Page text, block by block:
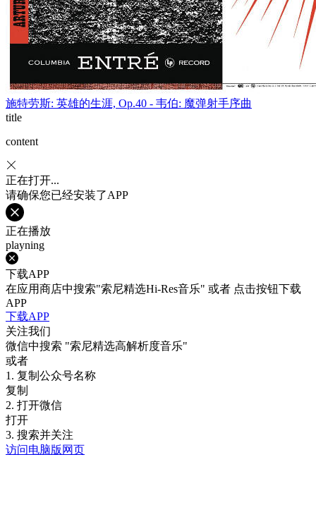
施特劳斯: 英雄的生涯, Op.40 - 韦伯: 魔弹射手序曲
title
content
正在打开...
请确保您已经安装了APP
正在播放
playning
下载APP
在应用商店中搜索"索尼精选Hi-Res音乐" 或者 点击按钮下载
APP
下载APP
关注我们
微信中搜索 "索尼精选高解析度音乐"
或者
1. 复制公众号名称
复制
2. 打开微信
打开
3. 搜索并关注
访问电脑版网页